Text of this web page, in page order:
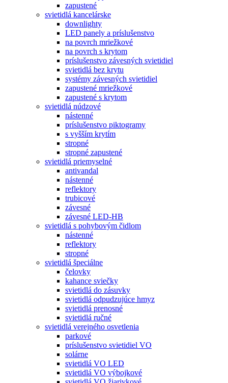
zapustené
svietidlá kancelárske
downlighty
LED panely a príslušenstvo
na povrch mriežkové
na povrch s krytom
príslušenstvo závesných svietidiel
svietidlá bez krytu
systémy závesných svietidiel
zapustené mriežkové
zapustené s krytom
svietidlá núdzové
nástenné
príslušenstvo piktogramy
s vyšším krytím
stropné
stropné zapustené
svietidlá priemyselné
antivandal
nástenné
reflektory
trubicové
závesné
závesné LED-HB
svietidlá s pohybovým čidlom
nástenné
reflektory
stropné
svietidlá špeciálne
čelovky
kahance sviečky
svietidlá do zásuvky
svietidlá odpudzujúce hmyz
svietidlá prenosné
svietidlá ručné
svietidlá verejného osvetlenia
parkové
príslušenstvo svietidiel VO
solárne
svietidlá VO LED
svietidlá VO výbojkové